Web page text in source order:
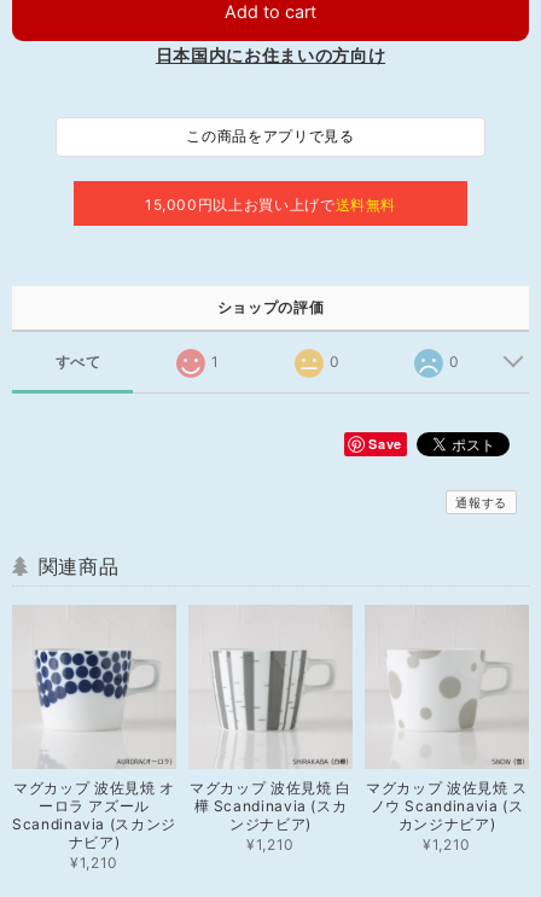
Add to cart
日本国内にお住まいの方向け
この商品をアプリで見る
15,000円以上お買い上げで送料無料
ショップの評価
すべて 1 0 0
Save
通報する
関連商品
マグカップ 波佐見焼 オ
ーロラ アズール
Scandinavia (スカンジ
ナビア)
¥1,210
マグカップ 波佐見焼 白
樺 Scandinavia (スカ
ンジナビア)
¥1,210
マグカップ 波佐見焼 ス
ノウ Scandinavia (ス
カンジナビア)
¥1,210